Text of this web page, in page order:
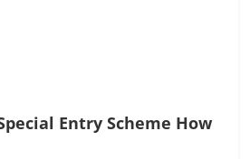
Entry Scheme How